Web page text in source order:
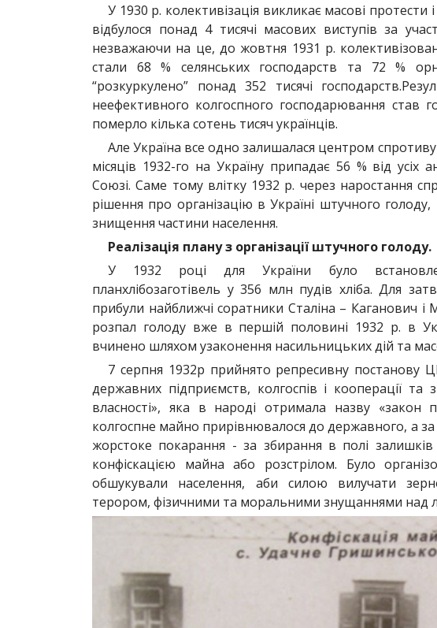
У 1930 р. колективізація викликає масові
відбулося понад 4 тисячі масових виступів за
незважаючи на це, до жовтня 1931 р.
стали 68 % селянських господарств та 72 %
“розкуркулено” понад 352 тисячі
неефективного колгоспного господарювання став
померло кілька сотень тисяч українців.
Але Україна все одно залишалася центром
місяців 1932-го на Україну припадає 56 % від усіх
Союзі. Саме тому влітку 1932 р. через наростання
рішення про організацію в Україні штучного
знищення частини населення.
Реалізація плану з організації штучного голоду.
У 1932 році для України було
планхлібозаготівель у 356 млн пудів хліба. Для
прибули найближчі соратники Сталіна – Каганович
розпал голоду вже в першій половині 1932 р. в
вчинено шляхом узаконення насильницьких дій та
7 серпня 1932р прийнято репресивну
державних підприємств, колгоспів і кооперації та
власності», яка в народі отримала назву «закон
колгоспне майно прирівнювалося до державного, а
жорстоке покарання - за збирання в полі
конфіскацією майна або розстрілом. Було
обшукували населення, аби силою вилучати
терором, фізичними та моральними знущаннями над